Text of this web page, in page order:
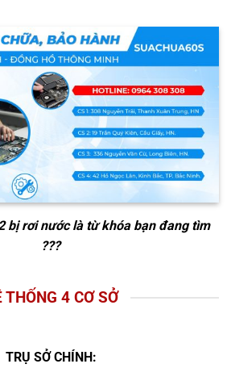
bị rơi nướclà từ khóa bạn đang tìm
???
THỐNG 4 CƠ SỞ
TRỤ SỞ CHÍNH: